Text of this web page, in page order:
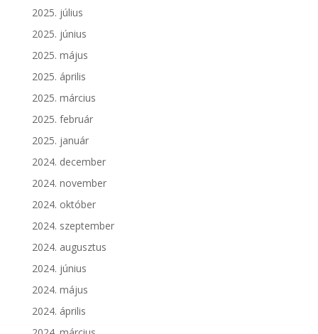
2025. július
2025. június
2025. május
2025. április
2025. március
2025. február
2025. január
2024. december
2024. november
2024. október
2024. szeptember
2024. augusztus
2024. június
2024. május
2024. április